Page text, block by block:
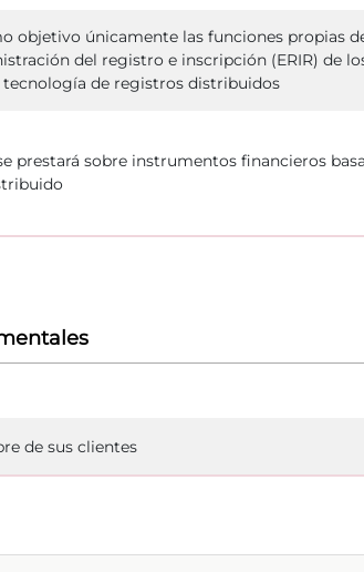
objetivo únicamente las funciones propias
del registro e inscripción (ERIR) de
tecnología de registros distribuidos
prestará sobre instrumentos financieros
de sus clientes